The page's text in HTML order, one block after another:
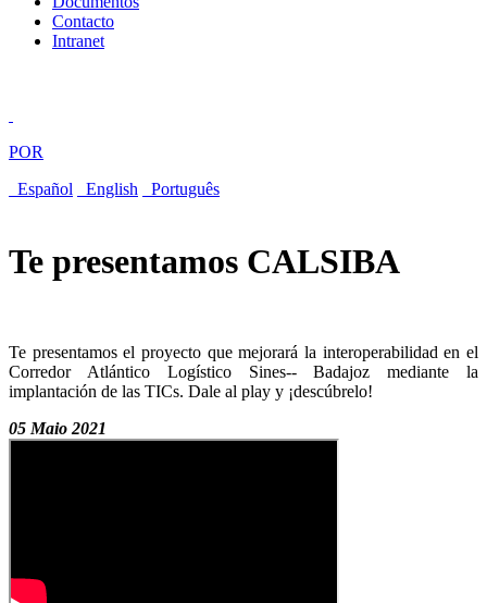
Contacto
Intranet
POR
Español
English Português
Te presentamos CALSIBA
Te presentamos el proyecto que mejorará la interoperabilidad en el
Corredor Atlántico Logístico Sines-- Badajoz mediante la
implantación de las TICs. Dale al play y ¡descúbrelo!
05 Maio 2021